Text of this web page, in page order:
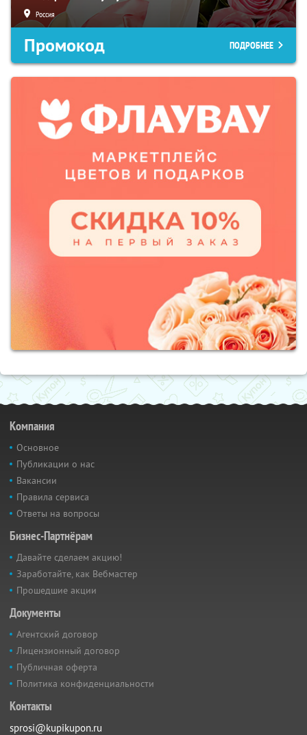
Россия
Промокод ПОДРОБНЕЕ
Компания
Основное
Публикации о нас
Вакансии
Правила сервиса
Ответы на вопросы
Бизнес-Партнёрам
Давайте сделаем акцию!
Заработайте, как Вебмастер
Прошедшие акции
Документы
Агентский договор
Лицензионный договор
Публичная оферта
Политика конфиденциальности
Контакты
sprosi@kupikupon.ru